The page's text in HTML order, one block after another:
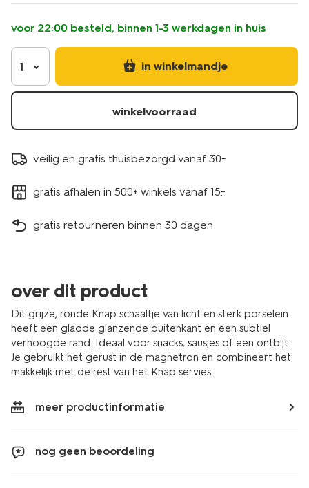
knap-
bone-
china-
grijs-
9650411.html
voor 22:00 besteld, binnen 1-3 werkdagen in huis
1 in winkelmandje
winkelvoorraad
veilig en gratis thuisbezorgd vanaf 30.-
gratis afhalen in 500+ winkels vanaf 15.-
gratis retourneren binnen 30 dagen
over dit product
Dit grijze, ronde Knap schaaltje van licht en sterk porselein
heeft een gladde glanzende buitenkant en een subtiel
verhoogde rand. Ideaal voor snacks, sausjes of een ontbijt.
Je gebruikt het gerust in de magnetron en combineert het
makkelijk met de rest van het Knap servies.
meer productinformatie
nog geen beoordeling